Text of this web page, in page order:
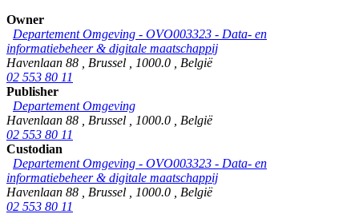
Owner
Departement Omgeving - OVO003323 - Data- en
informatiebeheer & digitale maatschappij
Havenlaan 88
Brussel 1000.0
België
02 553 80 11
Publisher
Departement Omgeving
Havenlaan 88
Brussel 1000.0
België
02 553 80 11
Custodian
Departement Omgeving - OVO003323 - Data- en
informatiebeheer & digitale maatschappij
Havenlaan 88
Brussel 1000.0
België
02 553 80 11